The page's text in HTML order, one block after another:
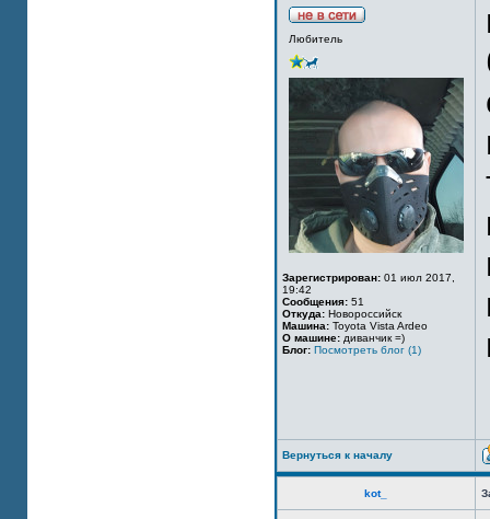
Любитель
Зарегистрирован: 01 июл 2017,
19:42
Сообщения: 51
Откуда: Новороссийск
Машина: Toyota Vista Ardeo
О машине: диванчик =)
Блог: Посмотреть блог (1)
Вернуться к началу
kot_